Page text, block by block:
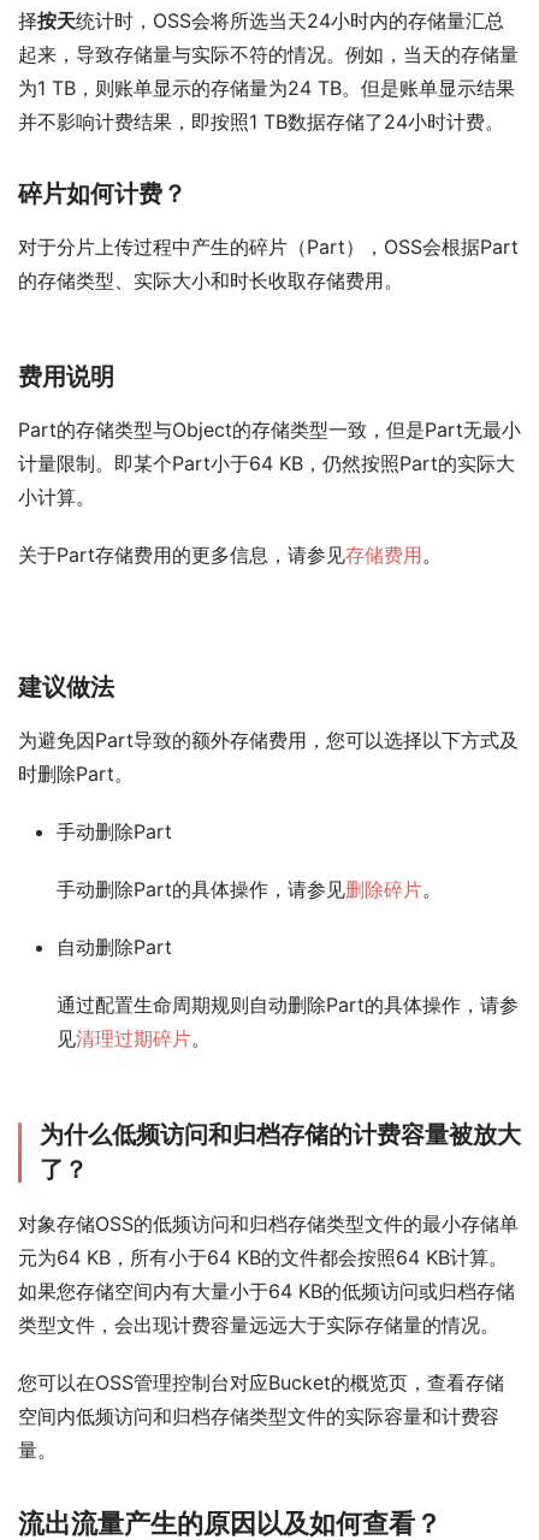
择按天统计时，OSS会将所选当天24小时内的存储量汇总
起来，导致存储量与实际不符的情况。例如，当天的存储量
为1 TB，则账单显示的存储量为24 TB。但是账单显示结果
并不影响计费结果，即按照1 TB数据存储了24小时计费。
碎片如何计费？
对于分片上传过程中产生的碎片（Part），OSS会根据Part
的存储类型、实际大小和时长收取存储费用。
费用说明
Part的存储类型与Object的存储类型一致，但是Part无最小
计量限制。即某个Part小于64 KB，仍然按照Part的实际大
小计算。
关于Part存储费用的更多信息，请参见存储费用。
建议做法
为避免因Part导致的额外存储费用，您可以选择以下方式及
时删除Part。
手动删除Part
手动删除Part的具体操作，请参见删除碎片。
自动删除Part
通过配置生命周期规则自动删除Part的具体操作，请参
见清理过期碎片。
为什么低频访问和归档存储的计费容量被放大
了？
对象存储OSS的低频访问和归档存储类型文件的最小存储单
元为64 KB，所有小于64 KB的文件都会按照64 KB计算。
如果您存储空间内有大量小于64 KB的低频访问或归档存储
类型文件，会出现计费容量远远大于实际存储量的情况。
您可以在OSS管理控制台对应Bucket的概览页，查看存储
空间内低频访问和归档存储类型文件的实际容量和计费容
量。
流出流量产生的原因以及如何查看？